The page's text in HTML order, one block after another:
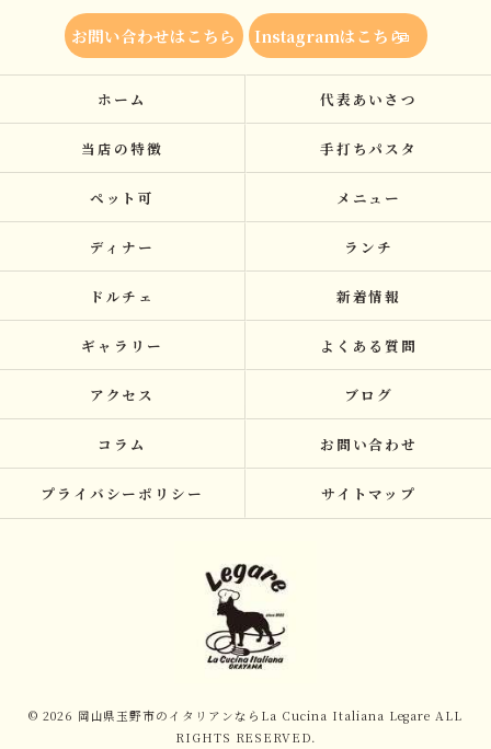
お問い合わせはこちら Instagramはこちら
ホーム 代表あいさつ
当店の特徴 手打ちパスタ
ペット可 メニュー
ディナー ランチ
ドルチェ 新着情報
ギャラリー よくある質問
アクセス ブログ
コラム お問い合わせ
プライバシーポリシー サイトマップ
© 2026 岡山県玉野市のイタリアンならLa Cucina Italiana Legare ALL
RIGHTS RESERVED.